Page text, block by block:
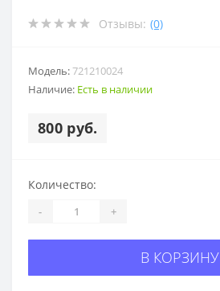
Отзывы: (0)
Модель:721210024
Наличие: Есть в наличии
800 руб.
Количество:
- +
В КОРЗИНУ